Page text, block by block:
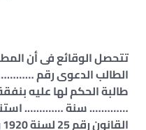
تتحصل الوقائع فى أن
الطالب الدعوى رقم
طالبة الحكم لها عليه
…………. سنة ………….